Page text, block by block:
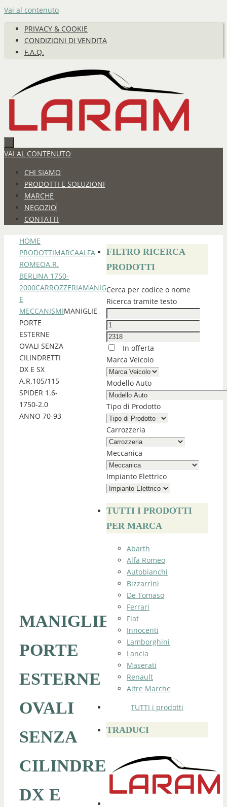
Vai al contenuto
PRIVACY & COOKIE
CONDIZIONI DI VENDITA
F.A.Q.
VAI AL CONTENUTO
CHI SIAMO
PRODOTTI E SOLUZIONI
MARCHE
NEGOZIO
CONTATTI
HOME
PRODOTTIMARCAALFA
ROMEOA.R.
BERLINA 1750-
2000CARROZZERIAMANIGLIE
E
MECCANISMIMANIGLIE
PORTE
ESTERNE
OVALI SENZA
CILINDRETTI
DX E SX
A.R.105/115
SPIDER 1.6-
1750-2.0
ANNO 70-93
MANIGLIE
PORTE
ESTERNE
OVALI
SENZA
CILINDRETTI
DX E
FILTRO RICERCA
PRODOTTI
Cerca per codice o nome
Ricerca tramite testo
In offerta
Marca Veicolo
Modello Auto
Tipo di Prodotto
Carrozzeria
Meccanica
Impianto Elettrico
TUTTI I PRODOTTI
PER MARCA
Abarth
Alfa Romeo
Autobianchi
Bizzarrini
De Tomaso
Ferrari
Fiat
Innocenti
Lamborghini
Lancia
Maserati
Renault
Altre Marche
TUTTI i prodotti
TRADUCI